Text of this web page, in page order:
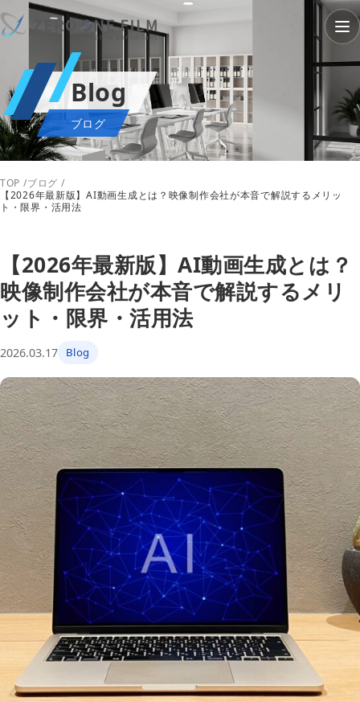
Blog
ブログ
TOP
ブログ
【2026年最新版】AI動画生成とは？映像制作会社が本音で解説するメリッ
ト・限界・活用法
【2026年最新版】AI動画生成とは？
映像制作会社が本音で解説するメリ
ット・限界・活用法
2026.03.17 Blog